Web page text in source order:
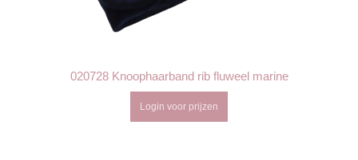
020728 Knoophaarband rib fluweel marine
Login voor prijzen